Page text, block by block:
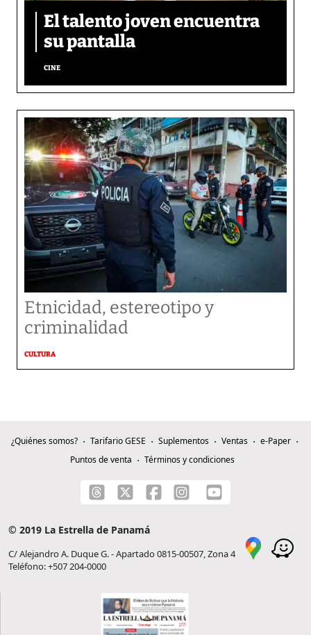
El talento joven encuentra
su pantalla​
CINE
Etnicidad, estereotipo y
criminalidad
CULTURA
¿Quiénes somos? Tarifario GESE Suplementos Ventas
e-Paper
Puntos de venta
Términos y condiciones
© 2019 La Estrella de Panamá
C/ Alejandro A. Duque G. - Apartado 0815-00507, Zona 4
Teléfono: +507 204-0000